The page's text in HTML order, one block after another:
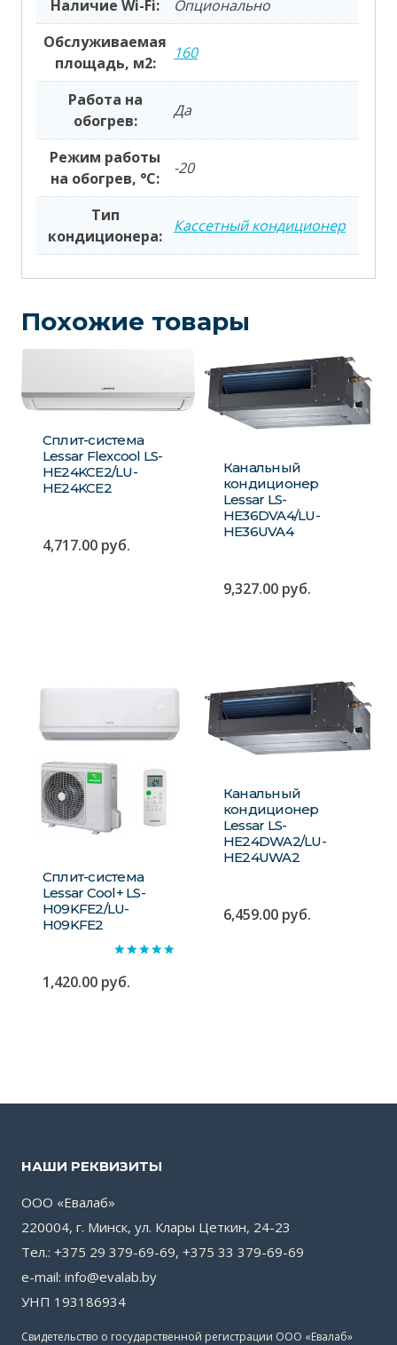
Наличие Wi-Fi:
Опционально
Обслуживаемая
площадь, м2:
160
Работа на
обогрев:
Да
Режим работы
на обогрев, °С:
-20
Тип
кондиционера:
Кассетный кондиционер
Похожие товары
Сплит-система
Lessar Flexcool LS-
HE24KCE2/LU-
HE24KCE2
4,717.00 руб.
Канальный
кондиционер
Lessar LS-
HE36DVA4/LU-
HE36UVA4
9,327.00 руб.
Сплит-система
Lessar Сool+ LS-
H09KFE2/LU-
H09KFE2
5.00
из 5
1,420.00 руб.
Канальный
кондиционер
Lessar LS-
HE24DWA2/LU-
HE24UWA2
6,459.00 руб.
НАШИ РЕКВИЗИТЫ
ООО «Евалаб»
220004, г. Минск, ул. Клары Цеткин, 24-23
Тел.: +375 29 379-69-69, +375 33 379-69-69
e-mail: info@evalab.by
УНП 193186934
Свидетельство о государственной регистрации ООО «Евалаб»